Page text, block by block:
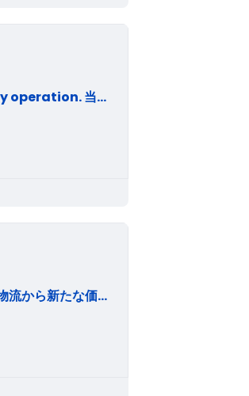
目指すサービスは、安全運航 Our service concern is always safety operation. 当社は、外航海運に課せられた社会的使命を充分認識し、安全且つ高品質なサービスの提供に邁進すると共に、市民社会の一員として、法に適合するのはもとより、社会倫理規範に沿った経営を営むことにより、企業活動を通じて国際社会の発展に寄与することを経営理念とし、この理念の実現のため、「八馬汽船企業行動憲章」として、以下の７項目を定めています。 1. 社会的使命： 外航海運会社として安全且つ優良なサービスを提供するとの社会的使命を自覚し、顧客の期待と信頼に応え、合法且つ公正な企業運営を通して、適正な利潤を確保し、株主に報いると共に、社会の発展に貢献する。 2. 船舶安全運航と地球環境保全： 船舶の安全運航を最重要課題と認識し、国際的安全基準に基づく安全対策の充実及び強化を図ると共に、安全運航技術の向上に努める。海洋を地球の貴重な財産と認識し、海洋汚染の防止、及び良好な地球環境の保全に努める。 3. 保安体制の強化： 非合法活動による外航海運輸送の遮断や悪用、また当社が所持する情報への不正なアクセス及び漏洩などを防止するため、保安の確保とその維持に努める。 4. 諸法令の遵守： 企業は社会の一員であることを自覚し、正義と公正を旨として法令を遵守し、善良なる社会倫理規範にそむくことのない企業活動を遂行する。 5. 反社会的勢力の排除： 市民生活の秩序や安全に脅威を与える反社会的勢力及び団体とは、断固として対決する。 6. 情報開示と社会とのコミュニケーション： 積極的に、適時に適正な企業情報を開示し、広く社会とのコミュニケーションを図る。 7. 良好な職場環境の保全等： 従業員の人格、個性を尊重し、安全でゆとりある職場環境を確保する。
私たちの使命 それは社会発展の原動力であること 私たちの挑戦 それは物流から新たな価値を創ること 私たちの誇り それは信頼される存在であること 私たち日本通運グループは、創業以来、ものを運ぶことを通して、 人、企業、地域を結び、社会の発展を支えてきました。 この変わらぬ使命を果たすため、社会の変化をとらえ、自らを進化させ続けます。 安全に徹し、環境に配慮し、世界を舞台にすべての力を結集して 物流から新たな価値を創造することに挑戦していきます。 いつの時代にも、社会から求められ、信頼されることを誇りに行動します。 すべては、物流を通して社会に貢献し、 豊かな未来を創る、日本通運グループであるために。